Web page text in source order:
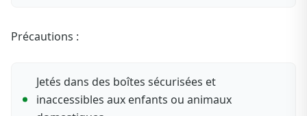
Précautions :
Jetés dans des boîtes sécurisées et
inaccessibles aux enfants ou animaux